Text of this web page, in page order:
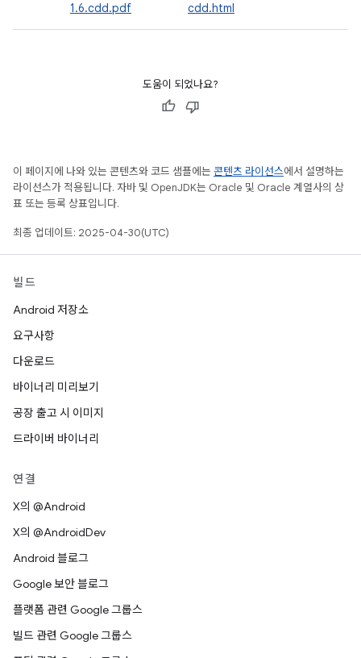
1.6.cdd.pdf
cdd.html
도움이 되었나요?
이 페이지에 나와 있는 콘텐츠와 코드 샘플에는 콘텐츠 라이선스에서 설명하는
라이선스가 적용됩니다. 자바 및 OpenJDK는 Oracle 및 Oracle 계열사의 상
표 또는 등록 상표입니다.
최종 업데이트: 2025-04-30(UTC)
빌드
Android 저장소
요구사항
다운로드
바이너리 미리보기
공장 출고 시 이미지
드라이버 바이너리
연결
X의 @Android
X의 @AndroidDev
Android 블로그
Google 보안 블로그
플랫폼 관련 Google 그룹스
빌드 관련 Google 그룹스